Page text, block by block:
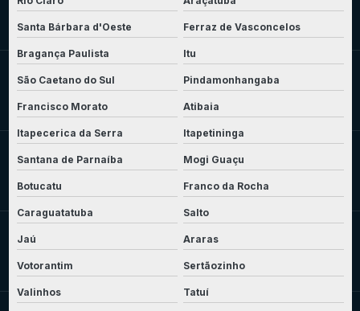
Santa Bárbara d'Oeste Ferraz de Vasconcelos
Bragança Paulista Itu
São Caetano do Sul Pindamonhangaba
Francisco Morato Atibaia
Itapecerica da Serra Itapetininga
Santana de Parnaíba Mogi Guaçu
Botucatu Franco da Rocha
Caraguatatuba Salto
Jaú Araras
Votorantim Sertãozinho
Valinhos Tatuí